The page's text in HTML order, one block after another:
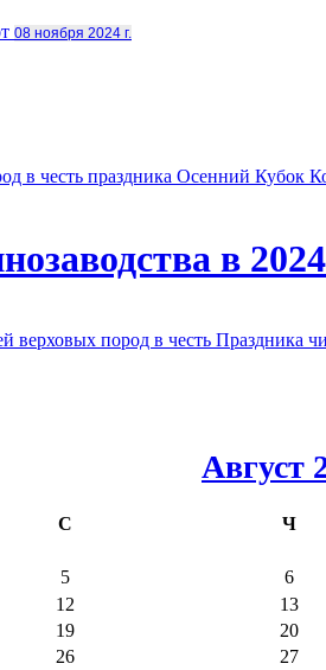
08 ноября 2024 г.
в честь праздника Осенний Кубок
в
пород в честь Праздника
Август
С Ч
5 6
12 13
19 20
26 27